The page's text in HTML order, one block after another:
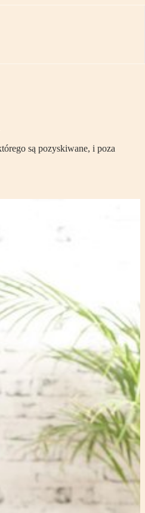
są pozyskiwane, i poza